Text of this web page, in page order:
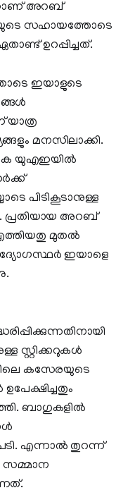
അറബ്
സഹായത്തോടെ
ഉറപ്പിച്ചത്.
ഇയാളുടെ
യാത്ര
മനസിലാക്കി.
യുഎഇയിൽ
പിടികൂടാനുള്ള
പ്രതിയായ അറബ്
മുതൽ
ഉദ്യോഗസ്ഥർ ഇയാളെ
സ്റ്റിക്കറുകൾ
കസേരയുടെ
ബാഗുകളില്‍
എന്നാല്‍ തുറന്ന്
സമ്മാന